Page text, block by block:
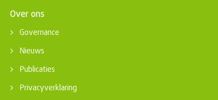
Over ons
Governance
Nieuws
Publicaties
Privacyverklaring